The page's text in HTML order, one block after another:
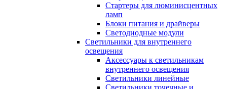
Стартеры для люминисцентных
ламп
Блоки питания и драйверы
Светодиодные модули
Светильники для внутреннего
освещения
Аксессуары к светильникам
внутреннего освещения
Светильники линейные
Светильники точечные и